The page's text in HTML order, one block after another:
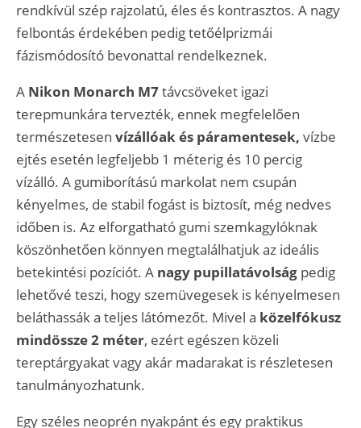
rendkívül szép rajzolatú, éles és kontrasztos. A nagy
felbontás érdekében pedig tetőélprizmái
fázismódosító bevonattal rendelkeznek.
A Nikon Monarch M7távcsöveket igazi
terepmunkára tervezték, ennek megfelelően
természetesen vízállóak és páramentesek, vízbe
ejtés esetén legfeljebb 1 méterig és 10 percig
vízálló. A gumiborítású markolat nem csupán
kényelmes, de stabil fogást is biztosít, még nedves
időben is. Az elforgatható gumi szemkagylóknak
köszönhetően könnyen megtalálhatjuk az ideális
betekintési pozíciót. A nagy pupillatávolság pedig
lehetővé teszi, hogy szemüvegesek is kényelmesen
beláthassák a teljes látómezőt. Mivel a közelfókusz
mindössze 2 méter, ezért egészen közeli
tereptárgyakat vagy akár madarakat is részletesen
tanulmányozhatunk.
Egy széles neoprén nyakpánt és egy praktikus